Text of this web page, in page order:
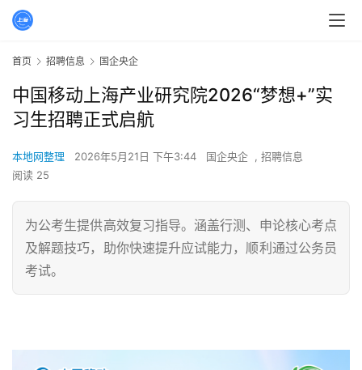
首页 招聘信息 国企央企
中国移动上海产业研究院2026“梦想+”实
习生招聘正式启航
本地网整理 2026年5月21日 下午3:44 国企央企 , 招聘信息
阅读 25
为公考生提供高效复习指导。涵盖行测、申论核心考点
及解题技巧，助你快速提升应试能力，顺利通过公务员
考试。